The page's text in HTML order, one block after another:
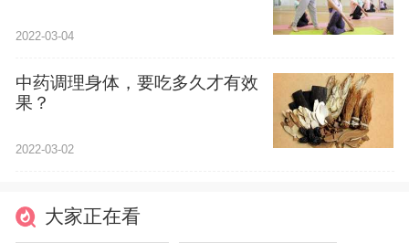
2022-03-04
中药调理身体，要吃多久才有效
果？
2022-03-02
大家正在看